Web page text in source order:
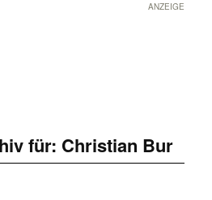
ANZEIGE
für: Christian Bur